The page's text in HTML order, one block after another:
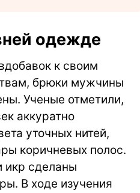
одежде
к своим
брюки мужчины
Ученые отметили,
аккуратно
уточных нитей,
коричневых полос.
икр сделаны
В ходе изучения